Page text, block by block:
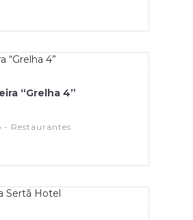
“Grelha 4”
- Restaurantes